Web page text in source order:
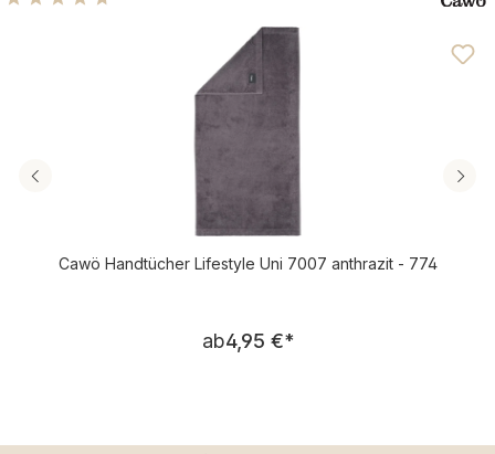
Durchschnittliche Bewertung von 4.76 von 5 Sternen
Cawö Handtücher Lifestyle Uni 7007 anthrazit - 774
Regulärer Preis:
ab4,95 €*